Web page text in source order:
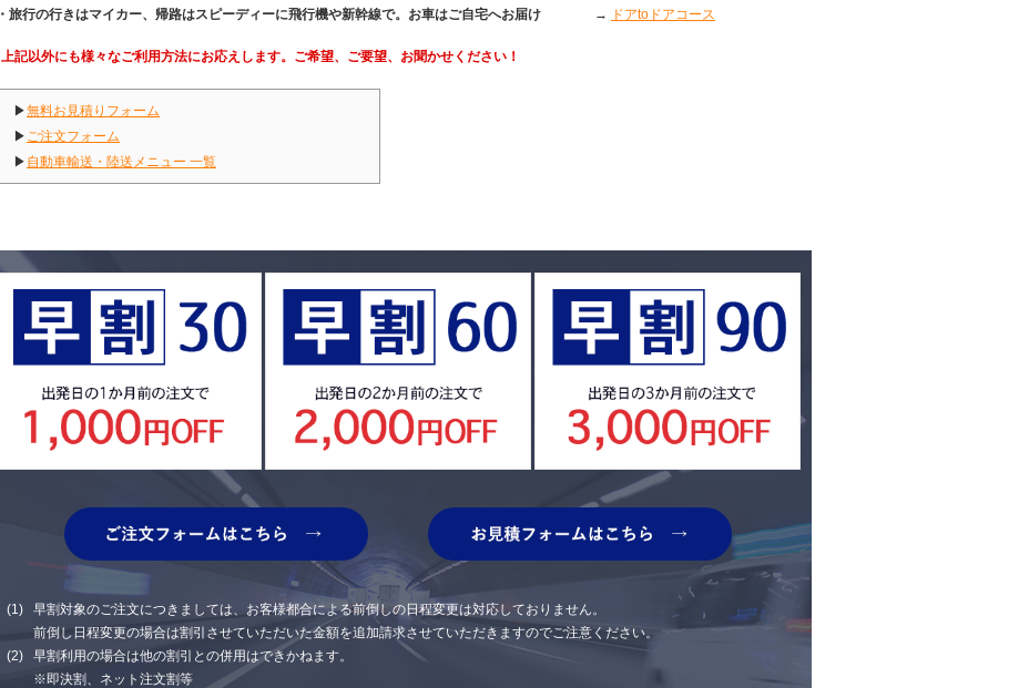
・旅行の行きはマイカー、帰路はスピーディーに飛行機や新幹線で。お車はご自宅へお届け
→ ドアtoドアコース
上記以外にも様々なご利用方法にお応えします。ご希望、ご要望、お聞かせください！
▶無料お見積りフォーム
▶ ご注文フォーム
▶ 自動車輸送・陸送メニュー 一覧
早割対象のご注文につきましては、お客様都合による前倒しの日程変更は対応しておりません。
前倒し日程変更の場合は割引させていただいた金額を追加請求させていただきますのでご注意ください。
早割利用の場合は他の割引との併用はできかねます。
※即決割、ネット注文割等